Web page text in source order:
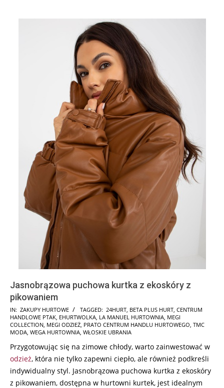
Jasnobrązowa puchowa kurtka z ekoskóry z
pikowaniem
2025-
12-
05
IN: ZAKUPY HURTOWE TAGGED: 24HURT BETA PLUS HURT CENTRUM
HANDLOWE PTAK EHURTWOLKA LA MANUEL HURTOWNIA MEGI
COLLECTION MEGI ODZIEŻ PRATO CENTRUM HANDLU HURTOWEGO TMC
MODA WEGA HURTOWNIA WŁOSKIE UBRANIA
Przygotowując się na zimowe chłody, warto zainwestować w
odzież, która nie tylko zapewni ciepło, ale również podkreśli
indywidualny styl. Jasnobrązowa puchowa kurtka z ekoskóry
z pikowaniem, dostępna w hurtowni kurtek, jest idealnym